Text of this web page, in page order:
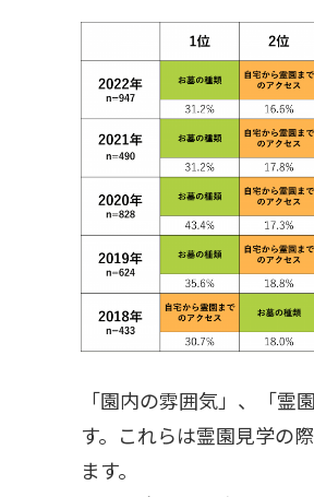
「園内の雰囲気」、「
す。これらは霊園見学の
ます。